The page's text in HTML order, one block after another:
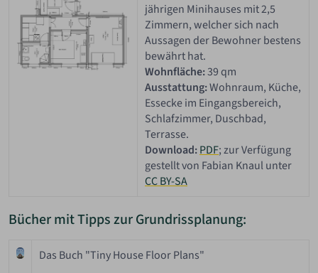
jährigen Minihauses mit 2,5
Zimmern, welcher sich nach
Aussagen der Bewohner bestens
bewährt hat.
Wohnfläche:39 qm
Ausstattung:Wohnraum, Küche,
Essecke im Eingangsbereich,
Schlafzimmer, Duschbad,
Terrasse.
Download:PDF; zur Verfügung
gestellt von Fabian Knaul unter
CC BY-SA
Bücher mit Tipps zur Grundrissplanung:
Das Buch "Tiny House Floor Plans"